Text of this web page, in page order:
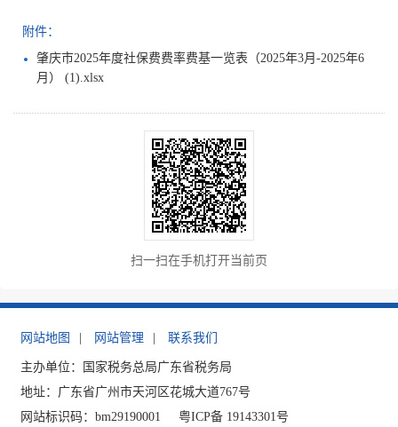
附件：
肇庆市2025年度社保费费率费基一览表（2025年3月-2025年6
月） (1).xlsx
扫一扫在手机打开当前页
网站地图 网站管理 联系我们
主办单位：国家税务总局广东省税务局
地址：广东省广州市天河区花城大道767号
网站标识码：bm29190001
粤ICP备 19143301号